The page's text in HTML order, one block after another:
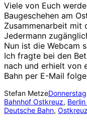
Viele von Euch
Baugeschehen am
Zusammenarbeit mit
Jedermann
Nun ist die Webcam
Ich fragte bei den
nach und erhielt von
Bahn per E-Mail
Stefan Metze
Bahnhof Ostkreuz,
Deutsche Bahn, Ostkreuz